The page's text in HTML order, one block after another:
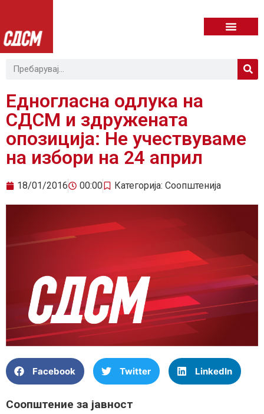
Едногласна одлука на
СДСМ и здружената
опозиција: Не учествуваме
на избори на 24 април
18/01/2016 00:00 Категорија: Соопштенија
Facebook Twitter LinkedIn
Соопштение за јавност